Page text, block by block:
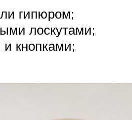
гипюром;
лоскутами;
и кнопками;